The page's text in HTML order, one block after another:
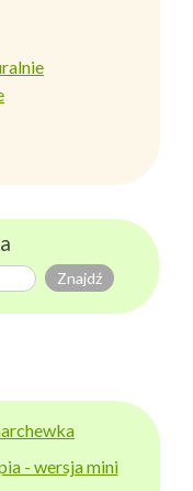
- wersja mini